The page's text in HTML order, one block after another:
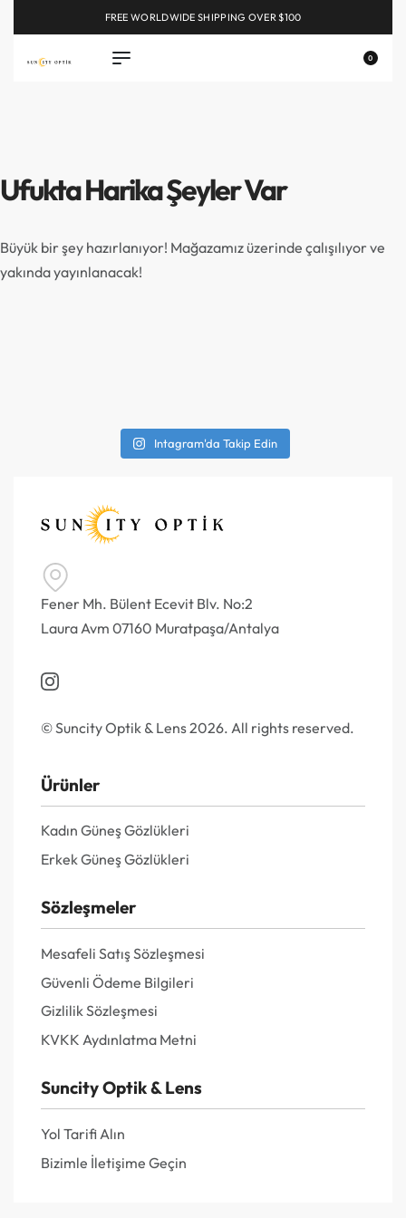
FREE WORLDWIDE SHIPPING OVER $100
0
Ufukta Harika Şeyler Var
Büyük bir şey hazırlanıyor! Mağazamız üzerinde çalışılıyor ve
yakında yayınlanacak!
Intagram'da Takip Edin
Fener Mh. Bülent Ecevit Blv. No:2
Laura Avm 07160 Muratpaşa/Antalya
© Suncity Optik & Lens 2026. All rights reserved.
Ürünler
Kadın Güneş Gözlükleri
Erkek Güneş Gözlükleri
Sözleşmeler
Mesafeli Satış Sözleşmesi
Güvenli Ödeme Bilgileri
Gizlilik Sözleşmesi
KVKK Aydınlatma Metni
Suncity Optik & Lens
Yol Tarifi Alın
Bizimle İletişime Geçin